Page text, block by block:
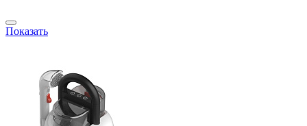
Показать